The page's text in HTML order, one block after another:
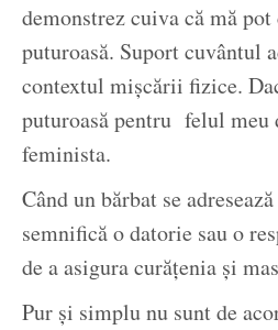
demonstrez cuiva că mă
puturoasă. Suport cuvântul
contextul mișcării fizice.
puturoasă pentru felul meu
feminista.
Când un bărbat se
semnifică o datorie sau o
de a asigura curățenia și
Pur și simplu nu sunt de